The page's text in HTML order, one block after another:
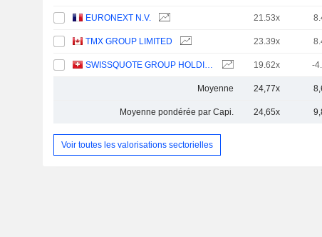
EURONEXT N.V. 21.53x
TMX GROUP LIMITED 23.39x
SWISSQUOTE GROUP HOLDING SA 19.62x -
Moyenne 24,77x
Moyenne pondérée par Capi. 24,65x
Voir toutes les valorisations sectorielles